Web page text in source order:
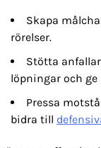
Skapa
rörelser.
Stötta
löpningar och ge
Pressa
bidra till